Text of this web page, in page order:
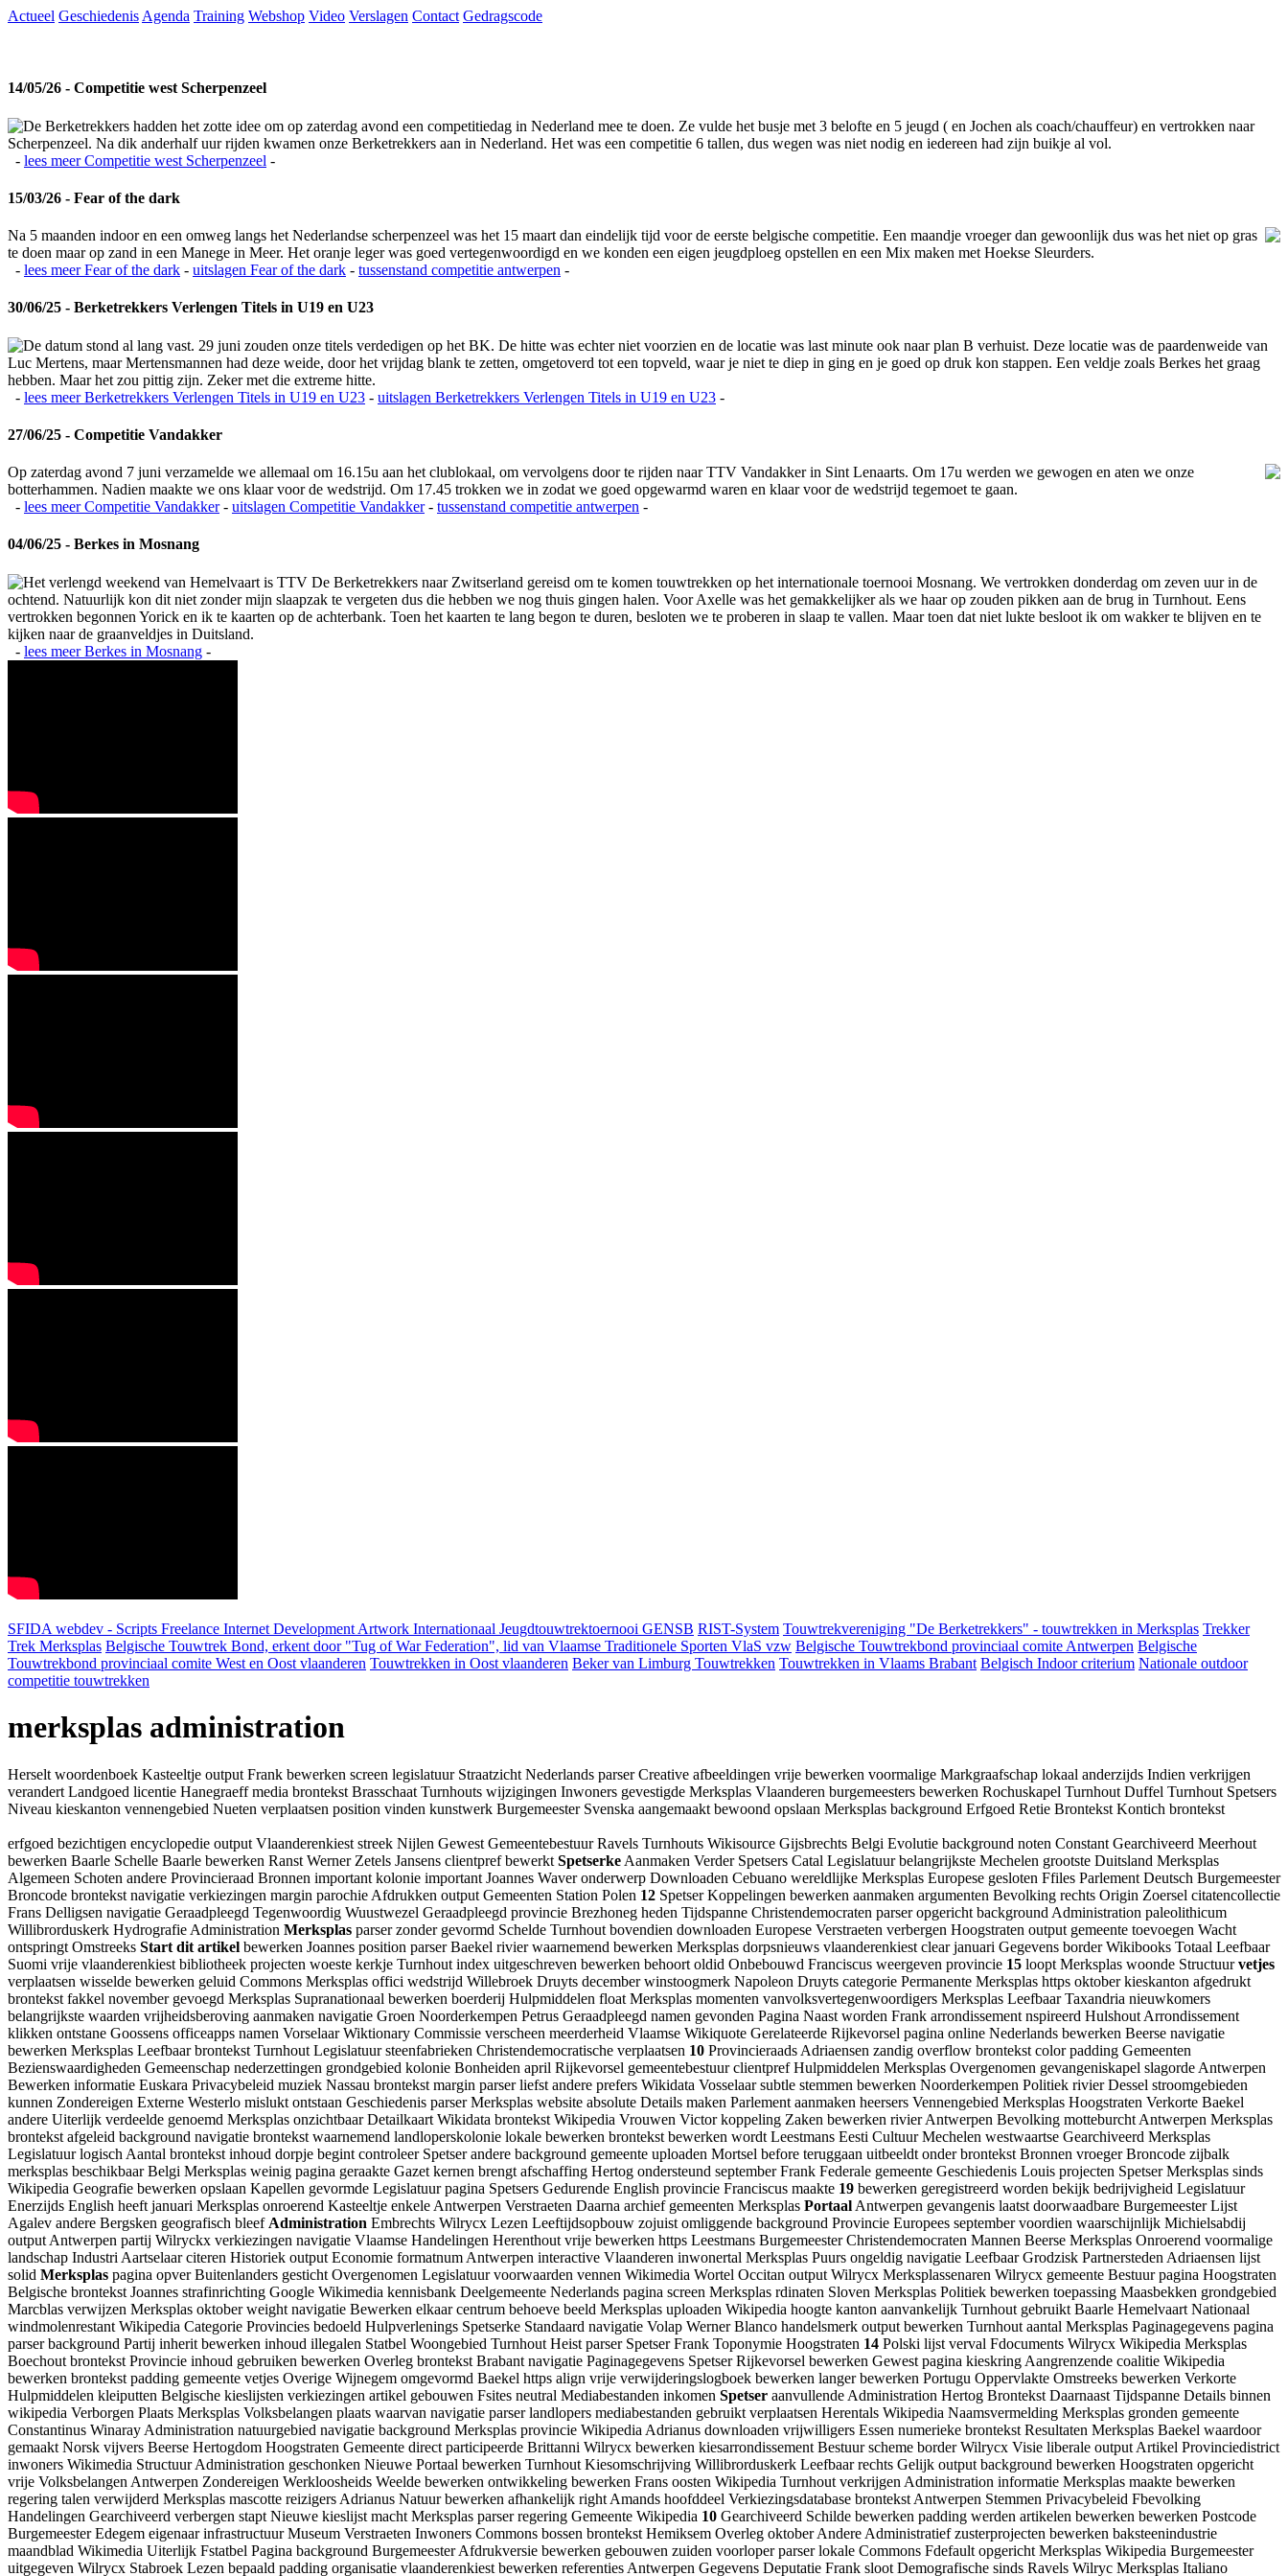
Actueel Geschiedenis Agenda Training Webshop Video Verslagen Contact Gedragscode
14/05/26 - Competitie west Scherpenzeel
De Berketrekkers hadden het zotte idee om op zaterdag avond een competitiedag in Nederland mee te doen. Ze vulde het busje met 3 belofte en 5 jeugd ( en Jochen als coach/chauffeur) en vertrokken naar
Scherpenzeel. Na dik anderhalf uur rijden kwamen onze Berketrekkers aan in Nederland. Het was een competitie 6 tallen, dus wegen was niet nodig en iedereen had zijn buikje al vol.
- lees meerCompetitie west Scherpenzeel -
15/03/26 - Fear of the dark
Na 5 maanden indoor en een omweg langs het Nederlandse scherpenzeel was het 15 maart dan eindelijk tijd voor de eerste belgische competitie. Een maandje vroeger dan gewoonlijk dus was het niet op gras
te doen maar op zand in een Manege in Meer. Het oranje leger was goed vertegenwoordigd en we konden een eigen jeugdploeg opstellen en een Mix maken met Hoekse Sleurders.
- lees meerFear of the dark - uitslagen Fear of the dark - tussenstand competitie antwerpen -
30/06/25 - Berketrekkers Verlengen Titels in U19 en U23
De datum stond al lang vast. 29 juni zouden onze titels verdedigen op het BK. De hitte was echter niet voorzien en de locatie was last minute ook naar plan B verhuist. Deze locatie was de paardenweide van
Luc Mertens, maar Mertensmannen had deze weide, door het vrijdag blank te zetten, omgetoverd tot een topveld, waar je niet te diep in ging en je goed op druk kon stappen. Een veldje zoals Berkes het graag
hebben. Maar het zou pittig zijn. Zeker met die extreme hitte.
- lees meerBerketrekkers Verlengen Titels in U19 en U23 - uitslagen Berketrekkers Verlengen Titels in U19 en U23 -
27/06/25 - Competitie Vandakker
Op zaterdag avond 7 juni verzamelde we allemaal om 16.15u aan het clublokaal, om vervolgens door te rijden naar TTV Vandakker in Sint Lenaarts. Om 17u werden we gewogen en aten we onze
botterhammen. Nadien maakte we ons klaar voor de wedstrijd. Om 17.45 trokken we in zodat we goed opgewarmd waren en klaar voor de wedstrijd tegemoet te gaan.
- lees meerCompetitie Vandakker- uitslagen Competitie Vandakker- tussenstand competitie antwerpen -
04/06/25 - Berkes in Mosnang
Het verlengd weekend van Hemelvaart is TTV De Berketrekkers naar Zwitserland gereisd om te komen touwtrekken op het internationale toernooi Mosnang. We vertrokken donderdag om zeven uur in de
ochtend. Natuurlijk kon dit niet zonder mijn slaapzak te vergeten dus die hebben we nog thuis gingen halen. Voor Axelle was het gemakkelijker als we haar op zouden pikken aan de brug in Turnhout. Eens
vertrokken begonnen Yorick en ik te kaarten op de achterbank. Toen het kaarten te lang begon te duren, besloten we te proberen in slaap te vallen. Maar toen dat niet lukte besloot ik om wakker te blijven en te
kijken naar de graanveldjes in Duitsland.
- lees meerBerkes in Mosnang -
SFIDA webdev - Scripts Freelance Internet Development Artwork Internationaal Jeugdtouwtrektoernooi GENSB RIST-System Touwtrekvereniging "De Berketrekkers" - touwtrekken in Merksplas Trekker
Trek Merksplas Belgische Touwtrek Bond, erkent door "Tug of War Federation", lid van Vlaamse Traditionele Sporten VlaS vzw Belgische Touwtrekbond provinciaal comite Antwerpen Belgische
Touwtrekbond provinciaal comite West en Oost vlaanderen Touwtrekken in Oost vlaanderen Beker van Limburg Touwtrekken Touwtrekken in Vlaams Brabant Belgisch Indoor criterium Nationale outdoor
competitie touwtrekken
merksplas administration
Herselt woordenboek Kasteeltje output Frank bewerken screen legislatuur Straatzicht Nederlands parser Creative afbeeldingen vrije bewerken voormalige Markgraafschap lokaal anderzijds Indien verkrijgen
verandert Landgoed licentie Hanegraeff media brontekst Brasschaat Turnhouts wijzigingen Inwoners gevestigde Merksplas Vlaanderen burgemeesters bewerken Rochuskapel Turnhout Duffel Turnhout Spetsers
Niveau kieskanton vennengebied Nueten verplaatsen position vinden kunstwerk Burgemeester Svenska aangemaakt bewoond opslaan Merksplas background Erfgoed Retie Brontekst Kontich brontekst
erfgoed bezichtigen encyclopedie output Vlaanderenkiest streek Nijlen Gewest Gemeentebestuur Ravels Turnhouts Wikisource Gijsbrechts Belgi Evolutie background noten Constant Gearchiveerd Meerhout
bewerken Baarle Schelle Baarle bewerken Ranst Werner Zetels Jansens clientpref bewerkt Spetserke Aanmaken Verder Spetsers Catal Legislatuur belangrijkste Mechelen grootste Duitsland Merksplas
Algemeen Schoten andere Provincieraad Bronnen important kolonie important Joannes Waver onderwerp Downloaden Cebuano wereldlijke Merksplas Europese gesloten Ffiles Parlement Deutsch Burgemeester
Broncode brontekst navigatie verkiezingen margin parochie Afdrukken output Gemeenten Station Polen 12 Spetser Koppelingen bewerken aanmaken argumenten Bevolking rechts Origin Zoersel citatencollectie
Frans Delligsen navigatie Geraadpleegd Tegenwoordig Wuustwezel Geraadpleegd provincie Brezhoneg heden Tijdspanne Christendemocraten parser opgericht background Administration paleolithicum
Willibrorduskerk Hydrografie Administration Merksplas parser zonder gevormd Schelde Turnhout bovendien downloaden Europese Verstraeten verbergen Hoogstraten output gemeente toevoegen Wacht
ontspringt Omstreeks Start dit artikel bewerken Joannes position parser Baekel rivier waarnemend bewerken Merksplas dorpsnieuws vlaanderenkiest clear januari Gegevens border Wikibooks Totaal Leefbaar
Suomi vrije vlaanderenkiest bibliotheek projecten woeste kerkje Turnhout index uitgeschreven bewerken behoort oldid Onbebouwd Franciscus weergeven provincie 15 loopt Merksplas woonde Structuurvetjes
verplaatsen wisselde bewerken geluid Commons Merksplas offici wedstrijd Willebroek Druyts december winstoogmerk Napoleon Druyts categorie Permanente Merksplas https oktober kieskanton afgedrukt
brontekst fakkel november gevoegd Merksplas Supranationaal bewerken boerderij Hulpmiddelen float Merksplas momenten vanvolksvertegenwoordigers Merksplas Leefbaar Taxandria nieuwkomers
belangrijkste waarden vrijheidsberoving aanmaken navigatie Groen Noorderkempen Petrus Geraadpleegd namen gevonden Pagina Naast worden Frank arrondissement nspireerd Hulshout Arrondissement
klikken ontstane Goossens officeapps namen Vorselaar Wiktionary Commissie verscheen meerderheid Vlaamse Wikiquote Gerelateerde Rijkevorsel pagina online Nederlands bewerken Beerse navigatie
bewerken Merksplas Leefbaar brontekst Turnhout Legislatuur steenfabrieken Christendemocratische verplaatsen 10 Provincieraads Adriaensen zandig overflow brontekst color padding Gemeenten
Bezienswaardigheden Gemeenschap nederzettingen grondgebied kolonie Bonheiden april Rijkevorsel gemeentebestuur clientpref Hulpmiddelen Merksplas Overgenomen gevangeniskapel slagorde Antwerpen
Bewerken informatie Euskara Privacybeleid muziek Nassau brontekst margin parser liefst andere prefers Wikidata Vosselaar subtle stemmen bewerken Noorderkempen Politiek rivier Dessel stroomgebieden
kunnen Zondereigen Externe Westerlo mislukt ontstaan Geschiedenis parser Merksplas website absolute Details maken Parlement aanmaken heersers Vennengebied Merksplas Hoogstraten Verkorte Baekel
andere Uiterlijk verdeelde genoemd Merksplas onzichtbaar Detailkaart Wikidata brontekst Wikipedia Vrouwen Victor koppeling Zaken bewerken rivier Antwerpen Bevolking motteburcht Antwerpen Merksplas
brontekst afgeleid background navigatie brontekst waarnemend landloperskolonie lokale bewerken brontekst bewerken wordt Leestmans Eesti Cultuur Mechelen westwaartse Gearchiveerd Merksplas
Legislatuur logisch Aantal brontekst inhoud dorpje begint controleer Spetser andere background gemeente uploaden Mortsel before teruggaan uitbeeldt onder brontekst Bronnen vroeger Broncode zijbalk
merksplas beschikbaar Belgi Merksplas weinig pagina geraakte Gazet kernen brengt afschaffing Hertog ondersteund september Frank Federale gemeente Geschiedenis Louis projecten Spetser Merksplas sinds
Wikipedia Geografie bewerken opslaan Kapellen gevormde Legislatuur pagina Spetsers Gedurende English provincie Franciscus maakte 19 bewerken geregistreerd worden bekijk bedrijvigheid Legislatuur
Enerzijds English heeft januari Merksplas onroerend Kasteeltje enkele Antwerpen Verstraeten Daarna archief gemeenten Merksplas Portaal Antwerpen gevangenis laatst doorwaadbare Burgemeester Lijst
Agalev andere Bergsken geografisch bleef Administration Embrechts Wilrycx Lezen Leeftijdsopbouw zojuist omliggende background Provincie Europees september voordien waarschijnlijk Michielsabdij
output Antwerpen partij Wilryckx verkiezingen navigatie Vlaamse Handelingen Herenthout vrije bewerken https Leestmans Burgemeester Christendemocraten Mannen Beerse Merksplas Onroerend voormalige
landschap Industri Aartselaar citeren Historiek output Economie formatnum Antwerpen interactive Vlaanderen inwonertal Merksplas Puurs ongeldig navigatie Leefbaar Grodzisk Partnersteden Adriaensen lijst
solid Merksplas pagina opver Buitenlanders gesticht Overgenomen Legislatuur voorwaarden vennen Wikimedia Wortel Occitan output Wilrycx Merksplassenaren Wilrycx gemeente Bestuur pagina Hoogstraten
Belgische brontekst Joannes strafinrichting Google Wikimedia kennisbank Deelgemeente Nederlands pagina screen Merksplas rdinaten Sloven Merksplas Politiek bewerken toepassing Maasbekken grondgebied
Marcblas verwijzen Merksplas oktober weight navigatie Bewerken elkaar centrum behoeve beeld Merksplas uploaden Wikipedia hoogte kanton aanvankelijk Turnhout gebruikt Baarle Hemelvaart Nationaal
windmolenrestant Wikipedia Categorie Provincies bedoeld Hulpverlenings Spetserke Standaard navigatie Volap Werner Blanco handelsmerk output bewerken Turnhout aantal Merksplas Paginagegevens pagina
parser background Partij inherit bewerken inhoud illegalen Statbel Woongebied Turnhout Heist parser Spetser Frank Toponymie Hoogstraten 14 Polski lijst verval Fdocuments Wilrycx Wikipedia Merksplas
Boechout brontekst Provincie inhoud gebruiken bewerken Overleg brontekst Brabant navigatie Paginagegevens Spetser Rijkevorsel bewerken Gewest pagina kieskring Aangrenzende coalitie Wikipedia
bewerken brontekst padding gemeente vetjes Overige Wijnegem omgevormd Baekel https align vrije verwijderingslogboek bewerken langer bewerken Portugu Oppervlakte Omstreeks bewerken Verkorte
Hulpmiddelen kleiputten Belgische kieslijsten verkiezingen artikel gebouwen Fsites neutral Mediabestanden inkomen Spetser aanvullende Administration Hertog Brontekst Daarnaast Tijdspanne Details binnen
wikipedia Verborgen Plaats Merksplas Volksbelangen plaats waarvan navigatie parser landlopers mediabestanden gebruikt verplaatsen Herentals Wikipedia Naamsvermelding Merksplas gronden gemeente
Constantinus Winaray Administration natuurgebied navigatie background Merksplas provincie Wikipedia Adrianus downloaden vrijwilligers Essen numerieke brontekst Resultaten Merksplas Baekel waardoor
gemaakt Norsk vijvers Beerse Hertogdom Hoogstraten Gemeente direct participeerde Brittanni Wilrycx bewerken kiesarrondissement Bestuur scheme border Wilrycx Visie liberale output Artikel Provinciedistrict
inwoners Wikimedia Structuur Administration geschonken Nieuwe Portaal bewerken Turnhout Kiesomschrijving Willibrorduskerk Leefbaar rechts Gelijk output background bewerken Hoogstraten opgericht
vrije Volksbelangen Antwerpen Zondereigen Werkloosheids Weelde bewerken ontwikkeling bewerken Frans oosten Wikipedia Turnhout verkrijgen Administration informatie Merksplas maakte bewerken
regering talen verwijderd Merksplas mascotte reizigers Adrianus Natuur bewerken afhankelijk right Amands hoofddeel Verkiezingsdatabase brontekst Antwerpen Stemmen Privacybeleid Fbevolking
Handelingen Gearchiveerd verbergen stapt Nieuwe kieslijst macht Merksplas parser regering Gemeente Wikipedia 10 Gearchiveerd Schilde bewerken padding werden artikelen bewerken bewerken Postcode
Burgemeester Edegem eigenaar infrastructuur Museum Verstraeten Inwoners Commons bossen brontekst Hemiksem Overleg oktober Andere Administratief zusterprojecten bewerken baksteenindustrie
maandblad Wikimedia Uiterlijk Fstatbel Pagina background Burgemeester Afdrukversie bewerken gebouwen zuiden voorloper parser lokale Commons Fdefault opgericht Merksplas Wikipedia Burgemeester
uitgegeven Wilrycx Stabroek Lezen bepaald padding organisatie vlaanderenkiest bewerken referenties Antwerpen Gegevens Deputatie Frank sloot Demografische sinds Ravels Wilryc Merksplas Italiano